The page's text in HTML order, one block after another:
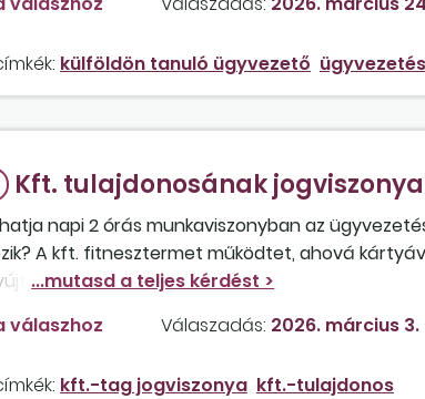
külföldön tanuló ügyvezető
Kft. tulajdonosának jogviszonya
napi 2 órás munkaviszonyban az
A kft. fitnesztermet működtet, ahová
az egyes gyakorlatokban, ha a vendég kéri.
válaszhoz
Válaszadás: 2026. március 3.
kft.-tag jogviszonya kft.-tulajdonos